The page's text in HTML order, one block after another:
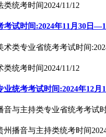
类统考时间2024/11/12
试时间:2024年11月30日
类专业省统考考试时间
类统考时间2024/11/12
统考考试时间:2024年12月
与主持类专业省统考考试
州播音与主持类统考时间